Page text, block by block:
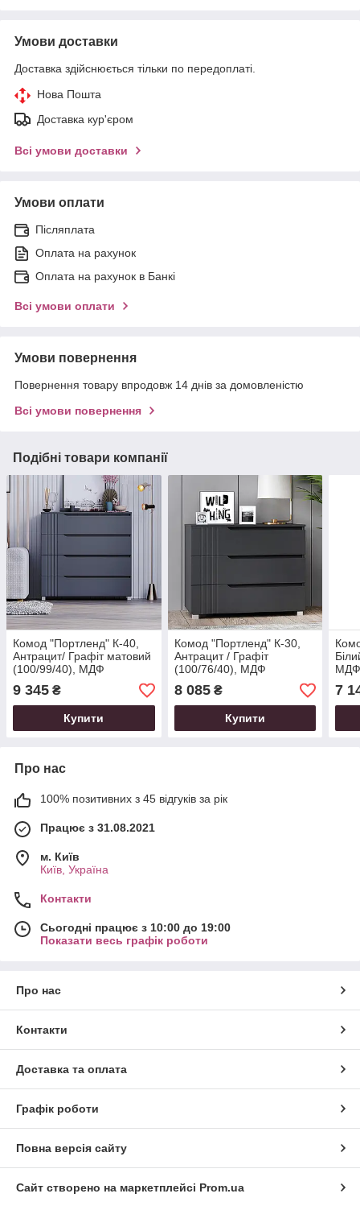
Умови доставки
Доставка здійснюється тільки по передоплаті.
Нова Пошта
Доставка кур'єром
Всі умови доставки
Умови оплати
Післяплата
Оплата на рахунок
Оплата на рахунок в Банкі
Всі умови оплати
Умови повернення
Повернення товару впродовж 14 днів за домовленістю
Всі умови повернення
Подібні товари компанії
Комод "Портленд" К-40,
Антрацит/ Графіт матовий
(100/99/40), МДФ
9 345 ₴
Купити
Комод "Портленд" К-30,
Антрацит / Графіт
(100/76/40), МДФ
8 085₴
Купити
7
Про нас
100% позитивних з 45 відгуків за рік
Працює з 31.08.2021
м. Київ
Київ, Україна
Контакти
Сьогодні працює з 10:00 до 19:00
Показати весь графік роботи
Про нас
Контакти
Доставка та оплата
Графік роботи
Повна версія сайту
Сайт створено на маркетплейсі Prom.ua